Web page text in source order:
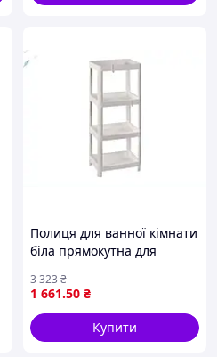
Полиця для ванної кімнати
біла прямокутна для
компактна
1 661.50 ₴
3 323₴
Купити